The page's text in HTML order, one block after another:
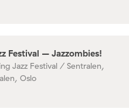
Festival – Jazzombies!
Jazz Festival / Sentralen,
Oslo